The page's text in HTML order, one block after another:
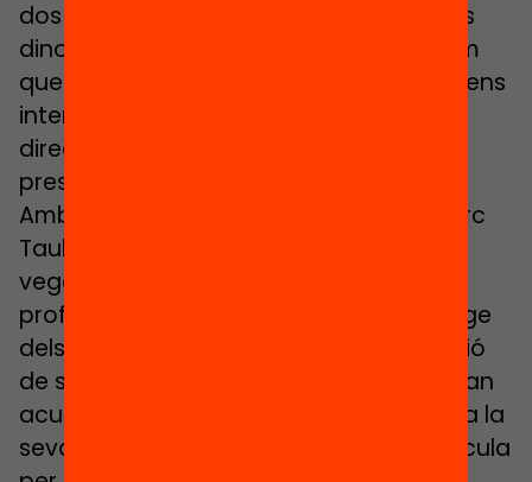
dos quilos» va ser una gran compra. «Els
dinosaures són només un exemple. Com
que el seu aprenentatge és molt actiu, ens
interpel·la constantment i en totes
direccions», apunta López, que és la
presidenta actual de l’AMPA.
Amb el nou projecte Magnet amb el Parc
Taulí, ha vist l’alegria i el rigor una altra
vegada junts. Metges, infermeres i
professors, acompanyant l’aprenentatge
dels més petits. En la jornada de donació
de sang, els nens i nenes del parvulari van
acudir a l’entrada del centre a explicar a la
seva manera que el fluid és vermell i circula